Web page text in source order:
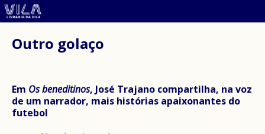
Outro golaço
Em Os beneditinos, José Trajano compartilha, na voz
de um narrador, mais histórias apaixonantes do
futebol